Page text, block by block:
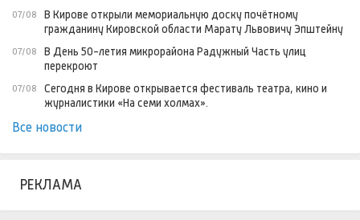
07/08
В Кирове открыли мемориальную доску почётному
гражданину Кировской области Марату Львовичу Эпштейну
07/08
В День 50-летия микрорайона Радужный Часть улиц
перекроют
07/08
Сегодня в Кирове открывается фестиваль театра, кино и
журналистики «На семи холмах».
Все новости
РЕКЛАМА